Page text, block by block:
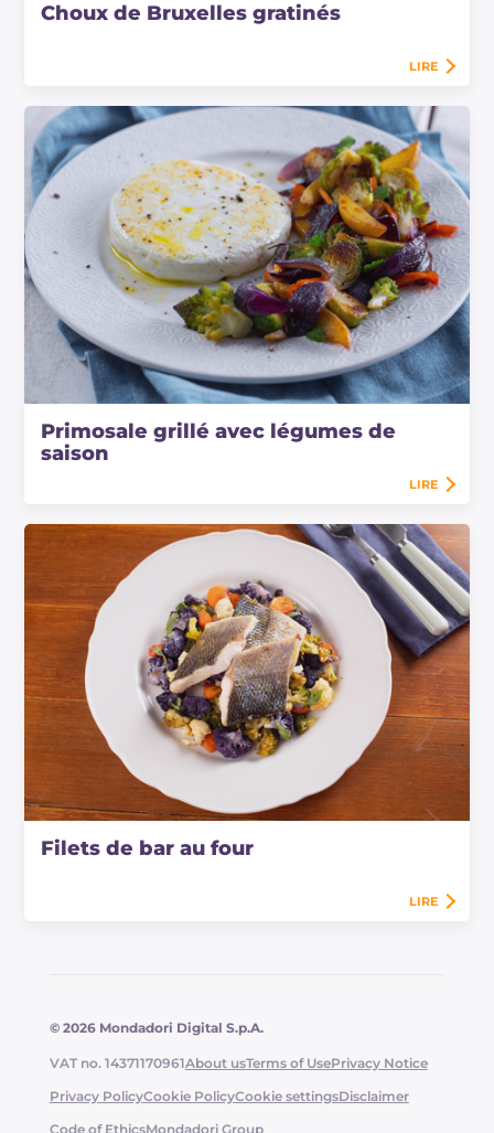
Choux de Bruxelles gratinés
LIRE
Primosale grillé avec légumes de
saison
LIRE
Filets de bar au four
LIRE
© 2026 Mondadori Digital S.p.A.
VAT no. 14371170961About usTerms of UsePrivacy Notice
Privacy PolicyCookie PolicyCookie settingsDisclaimer
Code of EthicsMondadori Group